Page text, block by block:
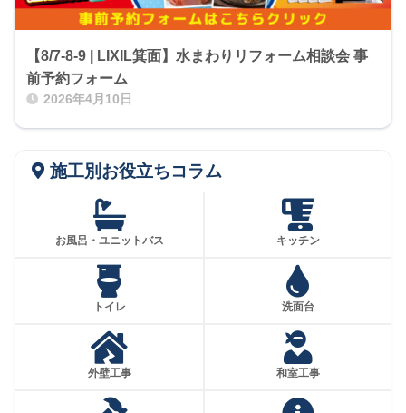
【8/7-8-9 | LIXIL箕面】水まわりリフォーム相談会 事
前予約フォーム
2026年4月10日
施工別お役立ちコラム
お風呂・ユニットバス キッチン
トイレ 洗面台
外壁工事 和室工事